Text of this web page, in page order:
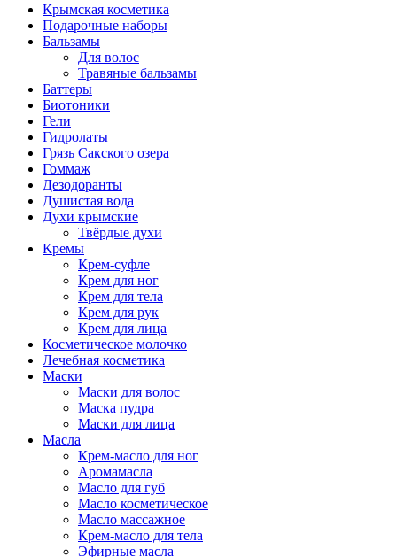
Крымская косметика
Подарочные наборы
Бальзамы
Для волос
Травяные бальзамы
Баттеры
Биотоники
Гели
Гидролаты
Грязь Сакского озера
Гоммаж
Дезодоранты
Душистая вода
Духи крымские
Твёрдые духи
Кремы
Крем-суфле
Крем для ног
Крем для тела
Крем для рук
Крем для лица
Косметическое молочко
Лечебная косметика
Маски
Маски для волос
Маска пудра
Маски для лица
Масла
Крем-масло для ног
Аромамасла
Масло для губ
Масло косметическое
Масло массажное
Крем-масло для тела
Эфирные масла